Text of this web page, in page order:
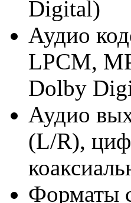
Digital)
Аудио
LPCM,
Dolby
Аудио
(L/R),
Форматы